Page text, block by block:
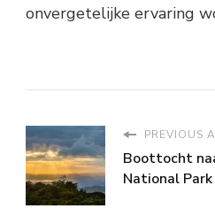
onvergetelijke ervaring
PREVIOUS
Boottocht
National Park